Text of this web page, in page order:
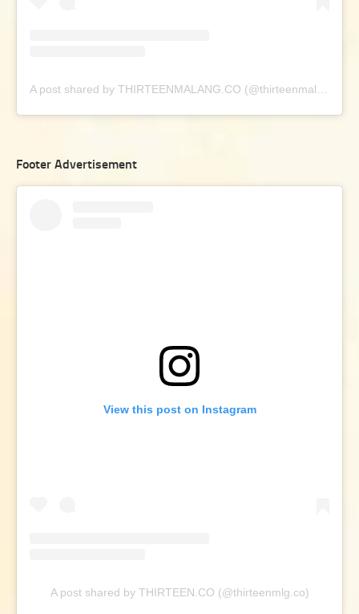
A post shared by THIRTEENMALANG.CO (@thirteenmalang.co)
Footer Advertisement
View this post on Instagram
A post shared by THIRTEEN.CO (@thirteenmlg.co)